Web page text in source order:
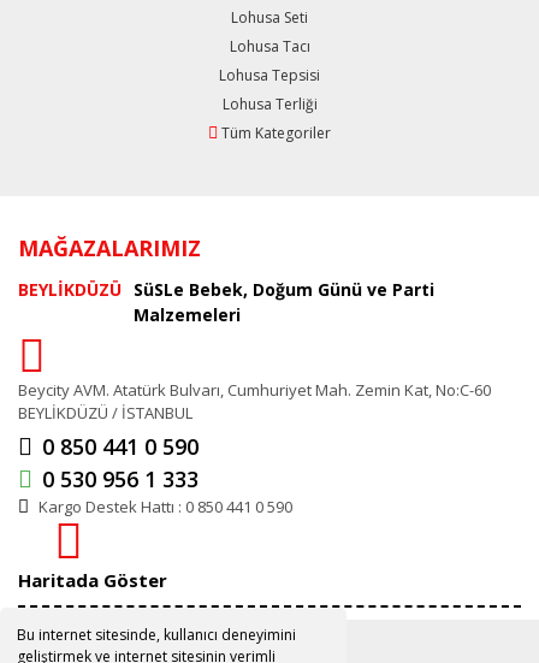
Bu internet sitesinde, kullanıcı deneyimini
geliştirmek ve internet sitesinin verimli
Lohusa Seti
Lohusa Tacı
Lohusa Tepsisi
Lohusa Terliği
Tüm Kategoriler
MAĞAZALARIMIZ
BEYLİKDÜZÜ SüSLe Bebek, Doğum Günü ve Parti
Malzemeleri
Beycity AVM. Atatürk Bulvarı, Cumhuriyet Mah. Zemin Kat, No:C-60
BEYLİKDÜZÜ / İSTANBUL
0 850 441 0 590
0 530 956 1 333
Kargo Destek Hattı : 0 850 441 0 590
Haritada Göster